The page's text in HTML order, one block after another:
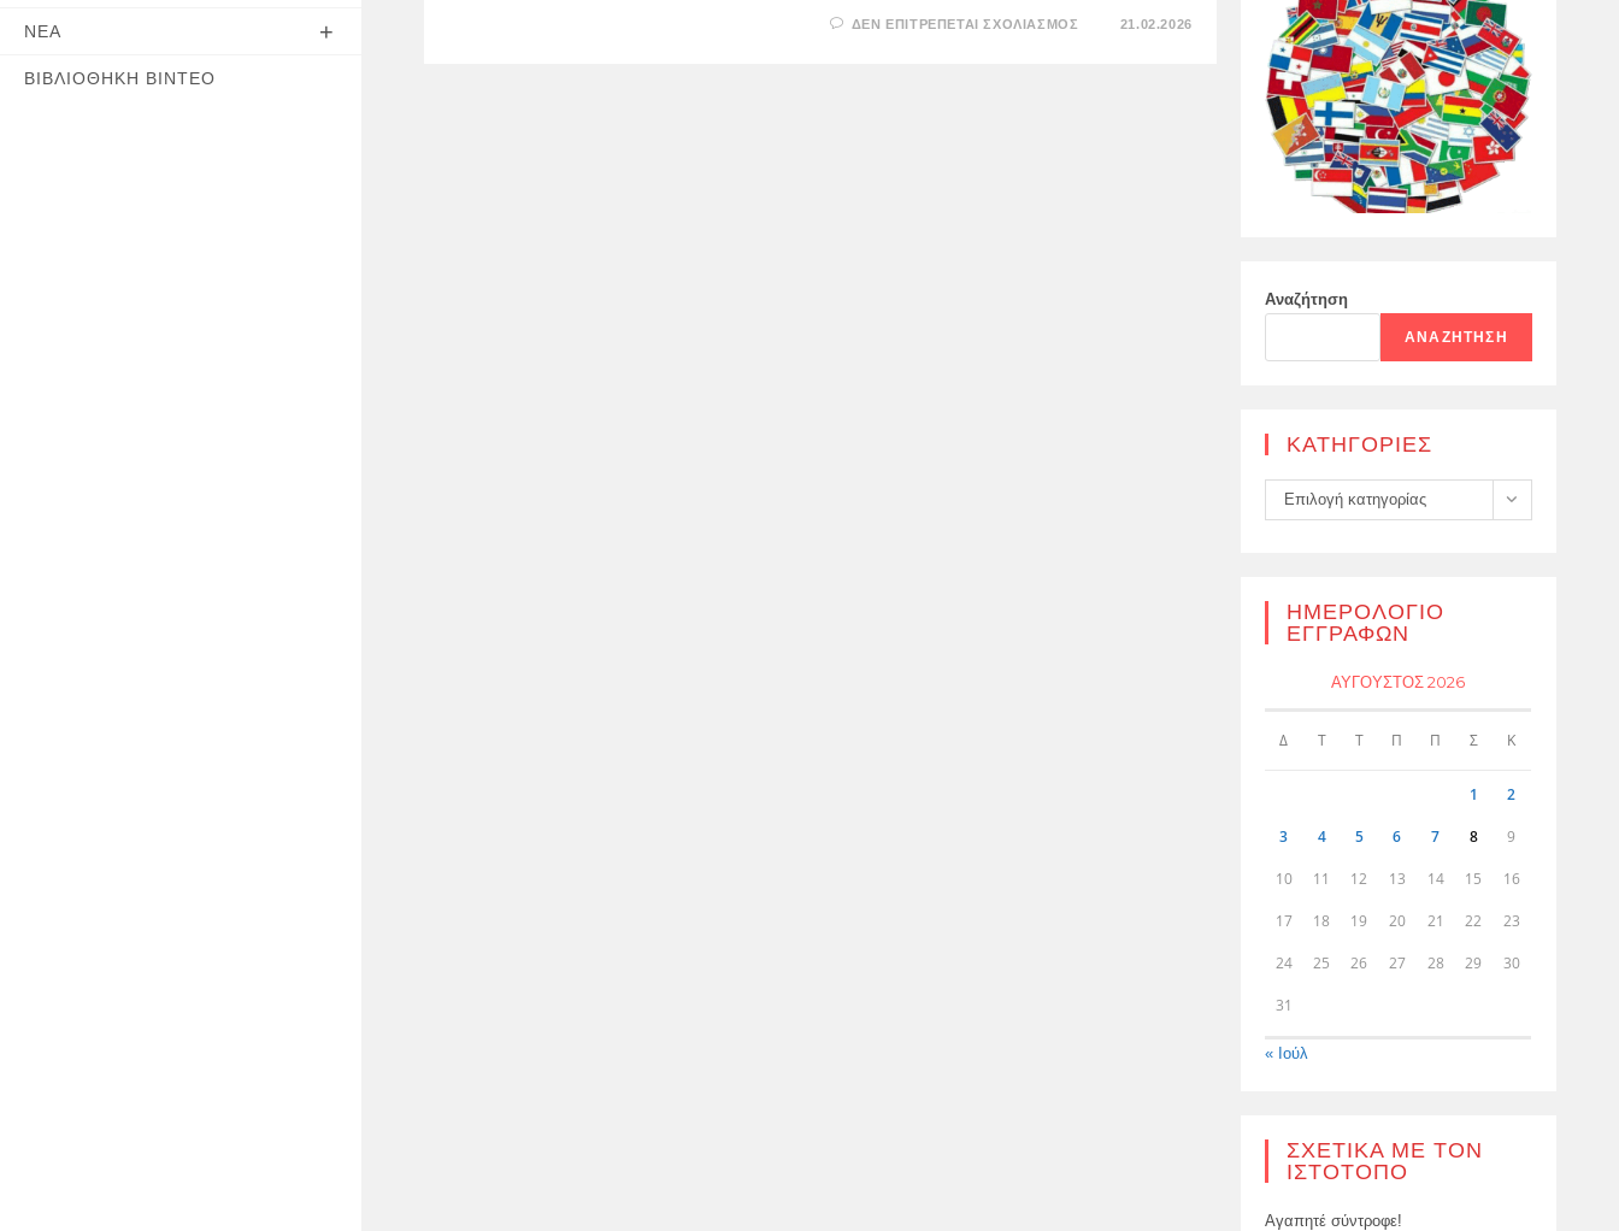
ΝΈΑ
ΒΙΒΛΙΟΘΉΚΗ ΒΊΝΤΕΟ
ΔΕΝ ΕΠΙΤΡΈΠΕΤΑΙ ΣΧΟΛΙΑΣΜΌΣ 21.02.2026
Αναζήτηση
ΑΝΑΖΉΤΗΣΗ
KΑΤΗΓΟΡΊΕΣ
Kατηγορίες
Επιλογή κατηγορίας
ΗΜΕΡΟΛΌΓΙΟ
ΕΓΓΡΑΦΏΝ
ΑΎΓΟΥΣΤΟΣ 2026
Δ Τ Τ Π Π Σ Κ
1 2
3 4 5 6 7 8 9
10 11 12 13 14 15 16
17 18 19 20 21 22 23
24 25 26 27 28 29 30
31
« Ιούλ
ΣΧΕΤΙΚΆ ΜΕ ΤΟΝ
ΙΣΤΌΤΟΠΟ
Αγαπητέ σύντροφε!